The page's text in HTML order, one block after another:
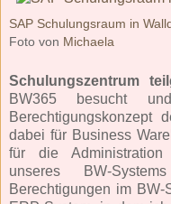
SAP Schulungsraum in
Foto von Michaela
Schulungszentrum
BW365 besucht
Berechtigungskonzept
dabei für Business
für die Administration
unseres BW-
Berechtigungen im